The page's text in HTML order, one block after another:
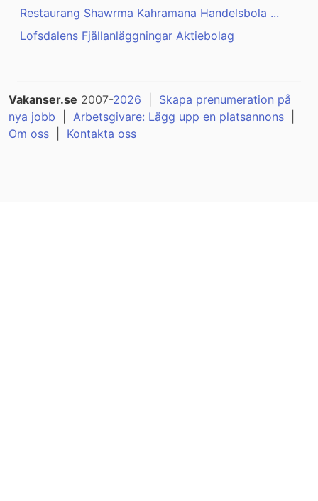
Restaurang Shawrma Kahramana Handelsbola ...
Lofsdalens Fjällanläggningar Aktiebolag
Vakanser.se 2007-2026
Skapa prenumeration på
nya jobb
Arbetsgivare: Lägg upp en platsannons
Om oss
Kontakta oss